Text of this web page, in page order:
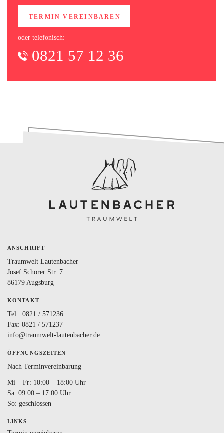
TERMIN VEREINBAREN
oder telefonisch:
0821 57 12 36
ANSCHRIFT
Traumwelt Lautenbacher
Josef Schorer Str. 7
86179 Augsburg
KONTAKT
Tel.: 0821 / 571236
Fax: 0821 / 571237
info@traumwelt-lautenbacher.de
ÖFFNUNGSZEITEN
Nach Terminvereinbarung
Mi – Fr: 10:00 – 18:00 Uhr
Sa: 09:00 – 17:00 Uhr
So: geschlossen
LINKS